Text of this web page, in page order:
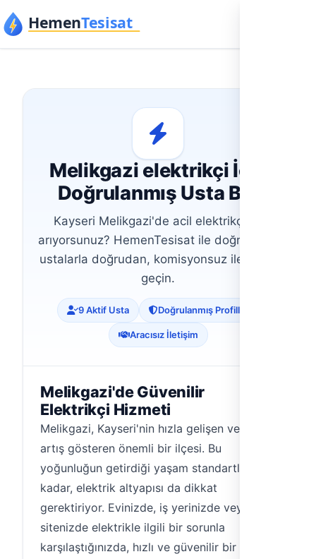
İçeriğe geç
Melikgazi elektrikçi İçin
Doğrulanmış Usta Bul
Kayseri Melikgazi'de acil elektrikçi mi
arıyorsunuz? HemenTesisat ile doğrulanan
ustalarla doğrudan, komisyonsuz iletişime
geçin.
9 Aktif Usta Doğrulanmış Profiller
Aracısız İletişim
Melikgazi'de Güvenilir
Elektrikçi Hizmeti
Melikgazi, Kayseri'nin hızla gelişen ve nüfus
artış gösteren önemli bir ilçesi. Bu
yoğunluğun getirdiği yaşam standartları
kadar, elektrik altyapısı da dikkat
gerektiriyor. Evinizde, iş yerinizde veya
sitenizde elektrikle ilgili bir sorunla
karşılaştığınızda, hızlı ve güvenilir bir